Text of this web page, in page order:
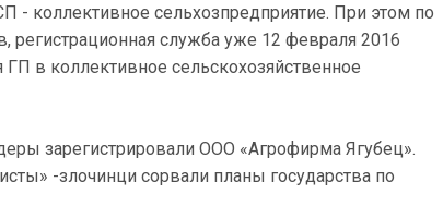
- коллективное сельхозпредприятие. При этом по
регистрационная служба уже 12 февраля 2016
ГП в коллективное сельскохозяйственное
зарегистрировали ООО «Агрофирма Ягубец».
-злочинци сорвали планы государства по